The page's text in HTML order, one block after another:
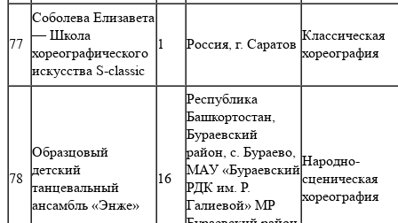
77
Соболева Елизавета
— Школа
хореографического
искусства S-classic
1 Россия, г. Саратов
Классическая
хореография
78
Образцовый
детский
танцевальный
ансамбль «Энже»
16
Республика
Башкортостан,
Бураевский
район, с. Бураево,
МАУ «Бураевский
РДК им. Р.
Галиевой» МР
Народно-
сценическая
хореография